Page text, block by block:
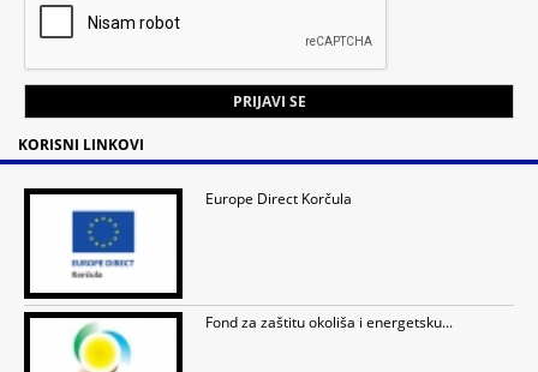
KORISNI LINKOVI
Europe Direct Korčula
Fond za zaštitu okoliša i energetsku...